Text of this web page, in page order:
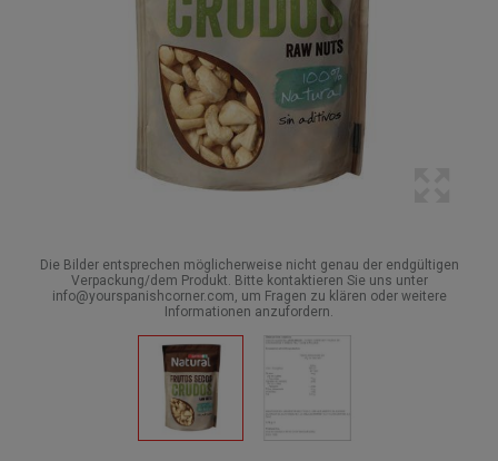
Die Bilder entsprechen möglicherweise nicht genau der endgültigen
Verpackung/dem Produkt. Bitte kontaktieren Sie uns unter
info@yourspanishcorner.com, um Fragen zu klären oder weitere
Informationen anzufordern.